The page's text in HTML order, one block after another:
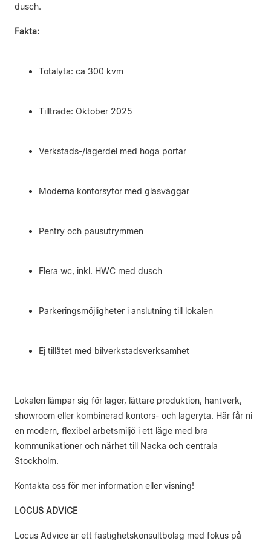
dusch.
Fakta:
Totalyta: ca 300 kvm
Tillträde: Oktober 2025
Verkstads-/lagerdel med höga portar
Moderna kontorsytor med glasväggar
Pentry och pausutrymmen
Flera wc, inkl. HWC med dusch
Parkeringsmöjligheter i anslutning till lokalen
Ej tillåtet med bilverkstadsverksamhet
Lokalen lämpar sig för lager, lättare produktion, hantverk,
showroom eller kombinerad kontors- och lageryta. Här får ni
en modern, flexibel arbetsmiljö i ett läge med bra
kommunikationer och närhet till Nacka och centrala
Stockholm.
Kontakta oss för mer information eller visning!
LOCUS ADVICE
Locus Advice är ett fastighetskonsultbolag med fokus på